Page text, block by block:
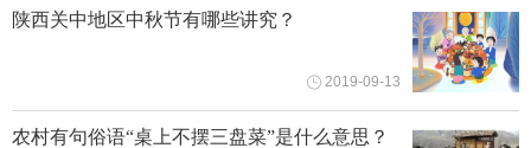
陕西关中地区中秋节有哪些讲究？
2019-09-13
农村有句俗语“桌上不摆三盘菜”是什么意思？